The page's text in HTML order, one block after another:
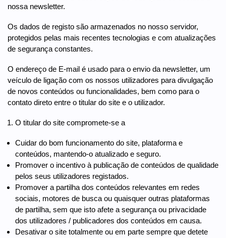
nossa newsletter.
Os dados de registo são armazenados no nosso servidor,
protegidos pelas mais recentes tecnologias e com atualizações
de segurança constantes.
O endereço de E-mail é usado para o envio da newsletter, um
veículo de ligação com os nossos utilizadores para divulgação
de novos conteúdos ou funcionalidades, bem como para o
contato direto entre o titular do site e o utilizador.
O titular do site compromete-se a
Cuidar do bom funcionamento do site, plataforma e
conteúdos, mantendo-o atualizado e seguro.
Promover o incentivo à publicação de conteúdos de qualidade
pelos seus utilizadores registados.
Promover a partilha dos conteúdos relevantes em redes
sociais, motores de busca ou quaisquer outras plataformas
de partilha, sem que isto afete a segurança ou privacidade
dos utilizadores / publicadores dos conteúdos em causa.
Desativar o site totalmente ou em parte sempre que detete